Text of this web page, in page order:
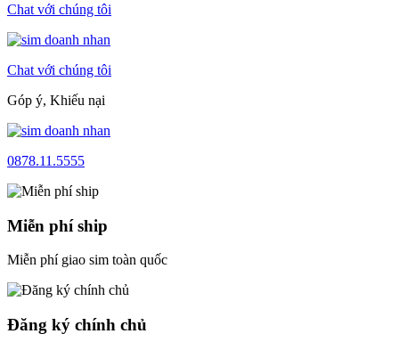
Chat với chúng tôi
Chat với chúng tôi
Góp ý, Khiếu nại
0878.11.5555
Miễn phí ship
Miễn phí giao sim toàn quốc
Đăng ký chính chủ